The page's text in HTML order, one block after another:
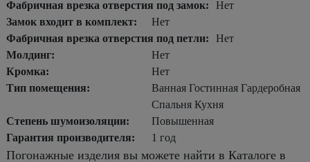
Фабричная врезка отверстия под замок:
Нет
Замок входит в комплект:
Нет
Фабричная врезка отверстия под петли:
Нет
Молдинг:
Нет
Кромка:
Нет
Тип помещения:
Ванная Гостинная Гардеробная
Спальня Кухня
Степень шумоизоляции:
Повышенная
Гарантия производителя:
1 год
Погонажные изделия вы можете найти в Каталоге в